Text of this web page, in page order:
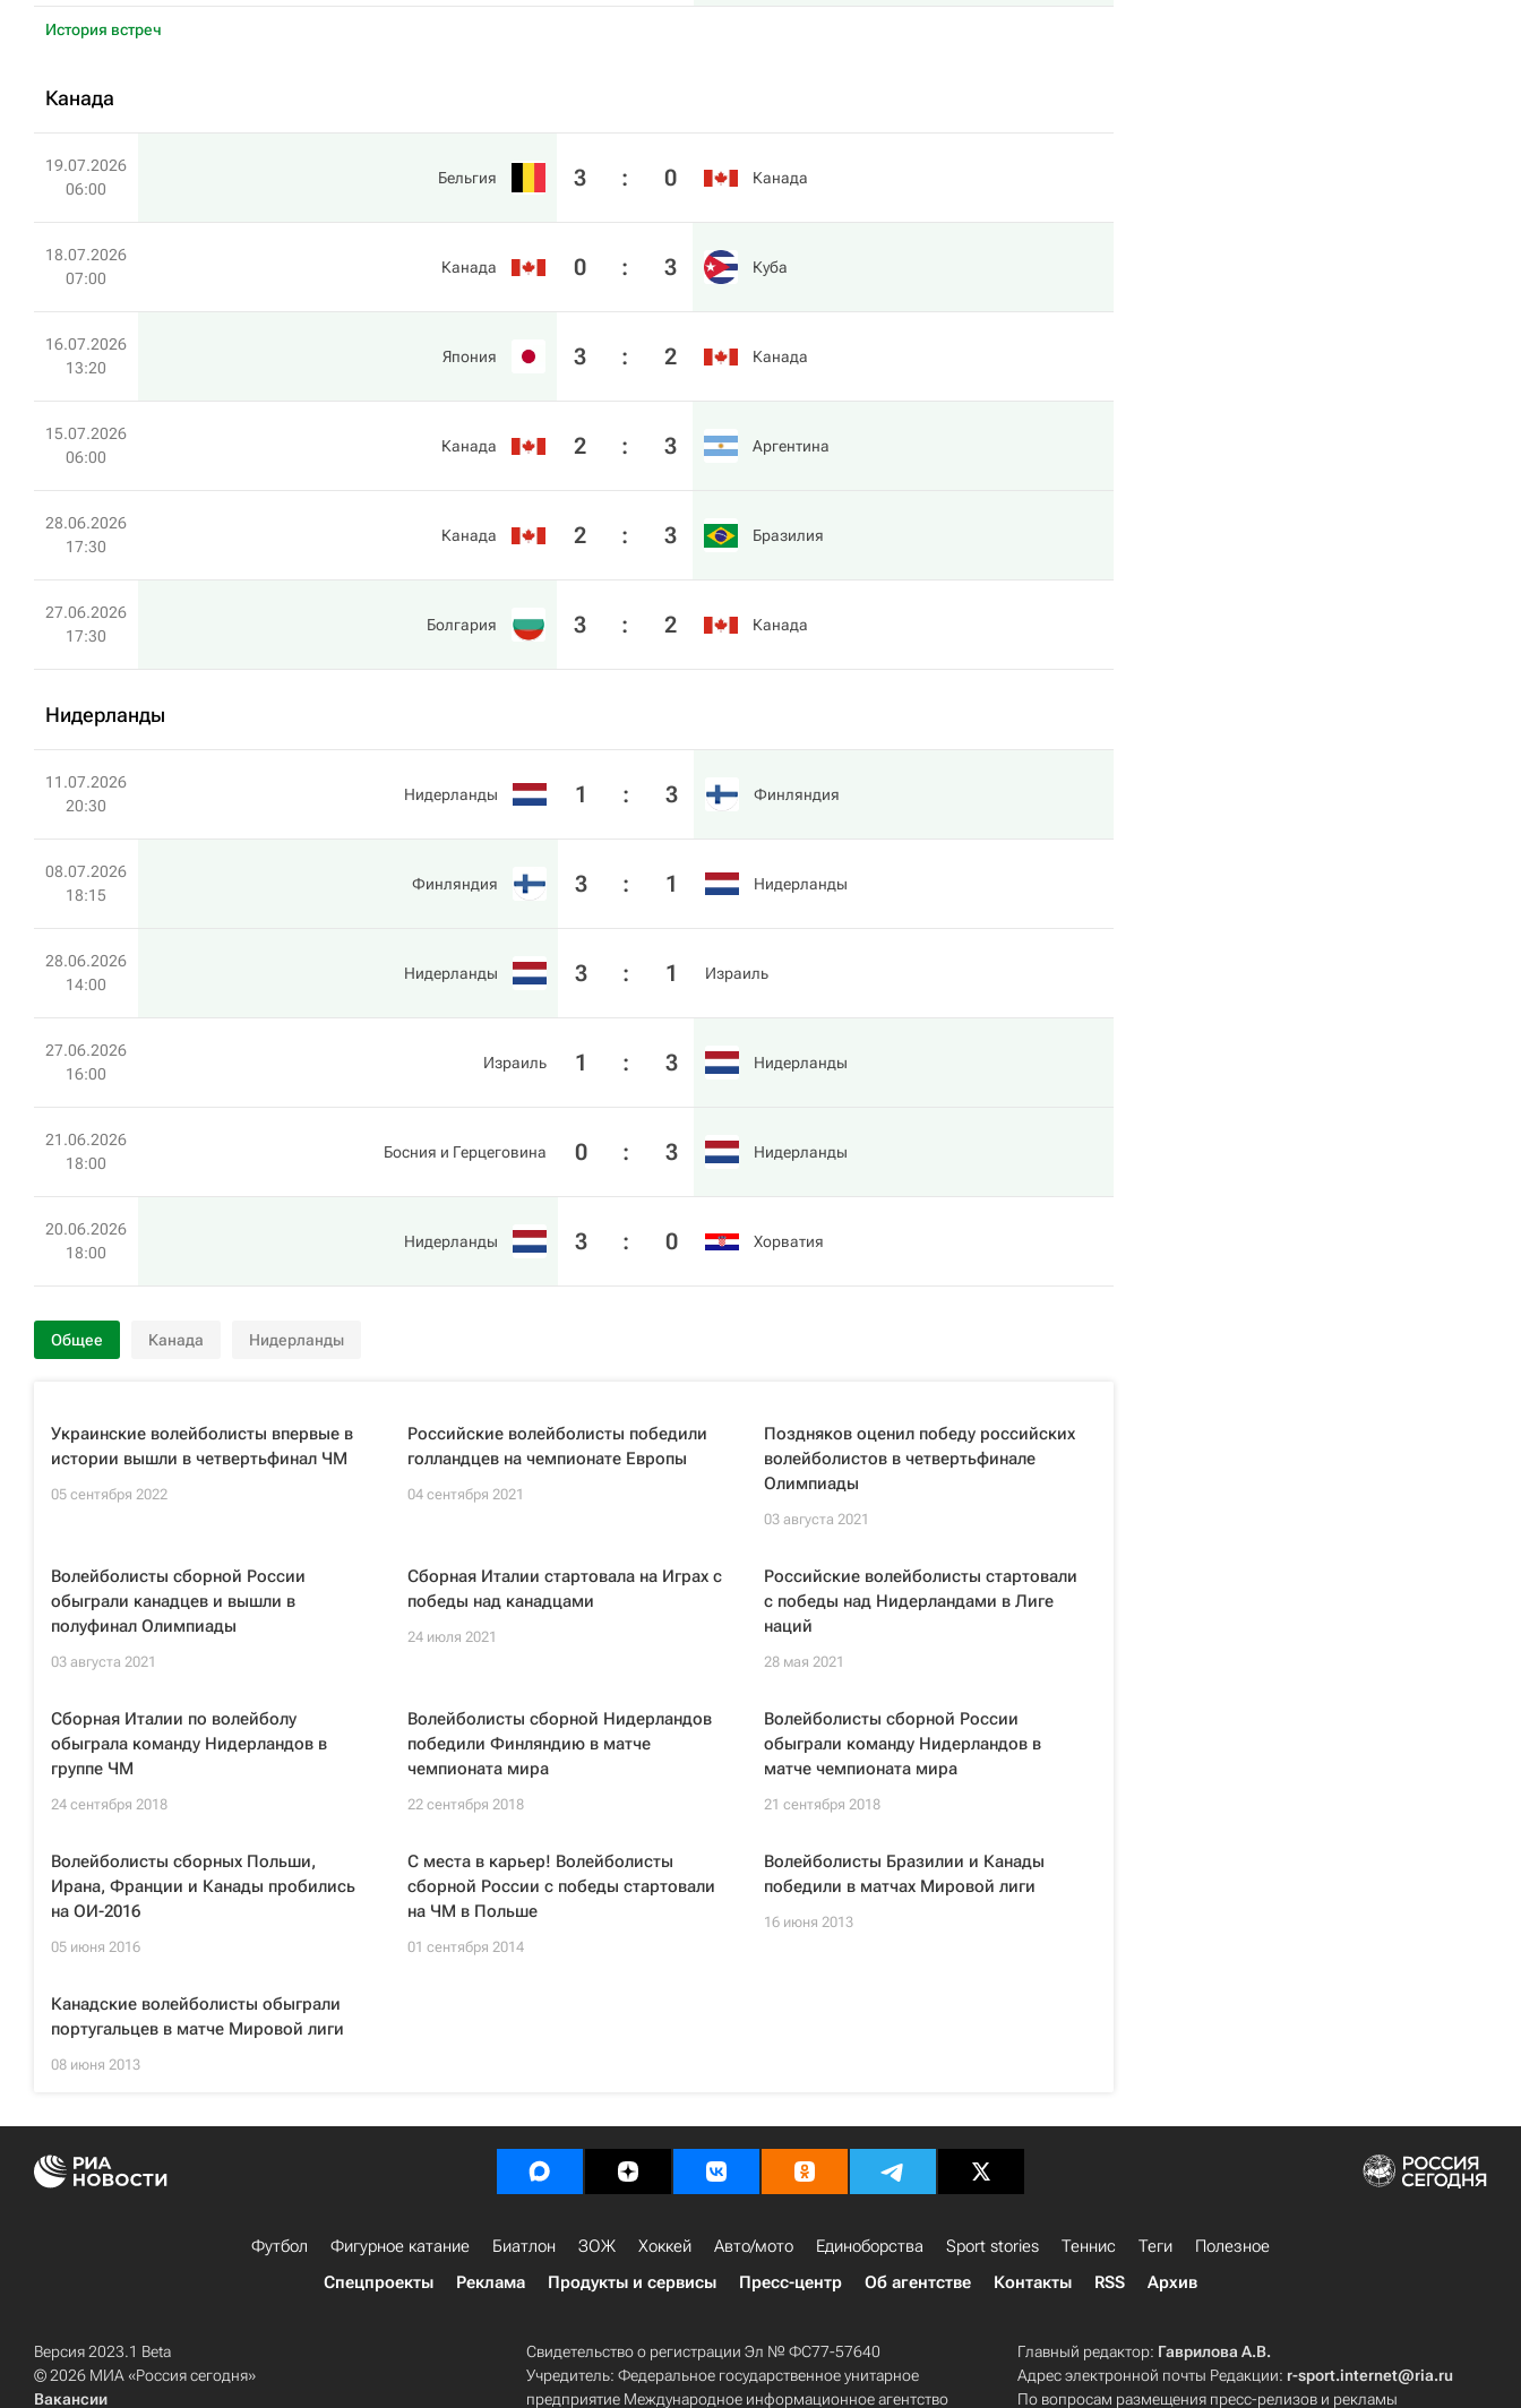
История встреч
Канада
19.07.2026
06:00
Бельгия 3 : 0 Канада
18.07.2026
07:00
Канада 0 : 3 Куба
16.07.2026
13:20
Япония 3 : 2 Канада
15.07.2026
06:00
Канада 2 : 3 Аргентина
28.06.2026
17:30
Канада 2 : 3 Бразилия
27.06.2026
17:30
Болгария 3 : 2 Канада
Нидерланды
11.07.2026
20:30
Нидерланды 1 : 3 Финляндия
08.07.2026
18:15
Финляндия 3 : 1 Нидерланды
28.06.2026
14:00
Нидерланды 3 : 1 Израиль
27.06.2026
16:00
Израиль 1 : 3 Нидерланды
21.06.2026
18:00
Босния и Герцеговина 0 : 3 Нидерланды
20.06.2026
18:00
Нидерланды 3 : 0 Хорватия
Общее Канада Нидерланды
Украинские волейболисты впервые в
истории вышли в четвертьфинал ЧМ
05 сентября 2022
Российские волейболисты победили
голландцев на чемпионате Европы
04 сентября 2021
Поздняков оценил победу российских
волейболистов в четвертьфинале
Олимпиады
03 августа 2021
Волейболисты сборной России
обыграли канадцев и вышли в
полуфинал Олимпиады
03 августа 2021
Сборная Италии стартовала на Играх с
победы над канадцами
24 июля 2021
Российские волейболисты стартовали
с победы над Нидерландами в Лиге
наций
28 мая 2021
Сборная Италии по волейболу
обыграла команду Нидерландов в
группе ЧМ
24 сентября 2018
Волейболисты сборной Нидерландов
победили Финляндию в матче
чемпионата мира
22 сентября 2018
Волейболисты сборной России
обыграли команду Нидерландов в
матче чемпионата мира
21 сентября 2018
Волейболисты сборных Польши,
Ирана, Франции и Канады пробились
на ОИ-2016
05 июня 2016
С места в карьер! Волейболисты
сборной России с победы стартовали
на ЧМ в Польше
01 сентября 2014
Волейболисты Бразилии и Канады
победили в матчах Мировой лиги
16 июня 2013
Канадские волейболисты обыграли
португальцев в матче Мировой лиги
08 июня 2013
Футбол Фигурное катание Биатлон ЗОЖ Хоккей Авто/мото Единоборства Sport stories Теннис Теги
Полезное
Спецпроекты
Реклама Продукты и сервисы Пресс-центр Об агентстве Контакты RSS Архив
Версия 2023.1 Beta
© 2026 МИА «Россия сегодня»
Вакансии
Свидетельство о регистрации Эл № ФС77-57640
Учредитель: Федеральное государственное унитарное
предприятие Международное информационное агентство
Главный редактор: Гаврилова А.В.
Адрес электронной почты Редакции: r-sport.internet@ria.ru
По вопросам размещения пресс-релизов и рекламы